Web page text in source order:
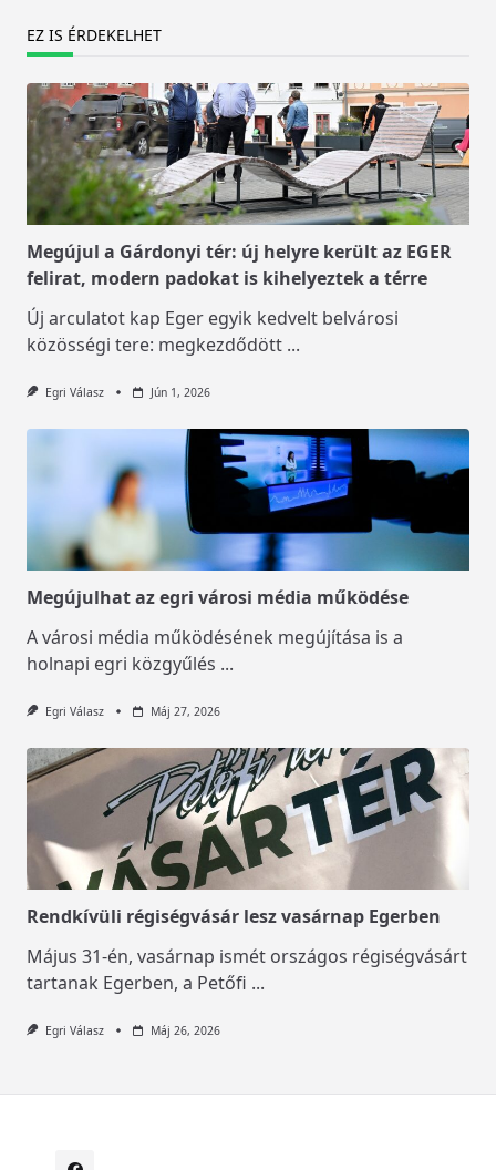
EZ IS ÉRDEKELHET
Megújul a Gárdonyi tér: új helyre került az EGER
felirat, modern padokat is kihelyeztek a térre
Új arculatot kap Eger egyik kedvelt belvárosi
közösségi tere: megkezdődött ...
Egri Válasz Jún 1, 2026
Megújulhat az egri városi média működése
A városi média működésének megújítása is a
holnapi egri közgyűlés ...
Egri Válasz Máj 27, 2026
Rendkívüli régiségvásár lesz vasárnap Egerben
Május 31-én, vasárnap ismét országos régiségvásárt
tartanak Egerben, a Petőfi ...
Egri Válasz Máj 26, 2026